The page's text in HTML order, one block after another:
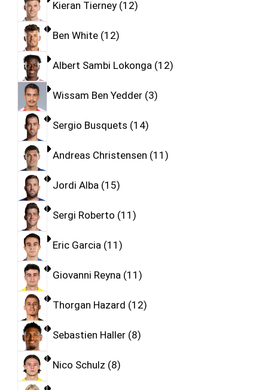
Kieran Tierney 12
Ben White 12
Albert Sambi Lokonga 12
Wissam Ben Yedder 3
Sergio Busquets 14
Andreas Christensen 11
Jordi Alba 15
Sergi Roberto 11
Eric Garcia 11
Giovanni Reyna 11
Thorgan Hazard 12
Sebastien Haller 8
Nico Schulz 8